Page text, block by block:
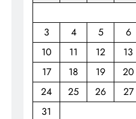
3
4 5 6
10
11 12 13
17
18 19 20
24
25 26 27
31